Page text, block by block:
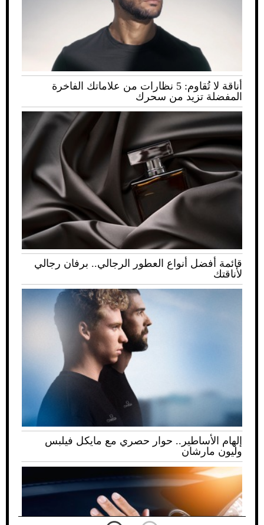
أناقة لا تُقاوم: 5 نظارات من علاماتك الفاخرة
المفضلة تزيد من سحرك
قائمة أفضل أنواع العطور الرجالي.. برفان رجالي
لأناقتك
إلهام الأساطير.. حوار حصري مع مايكل فيلبس
وليون مارشان